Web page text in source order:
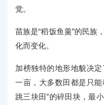
觉。
苗族是“稻饭鱼羹”的民族
化而变化。
加榜独特的地形地貌决
一亩，大多数田都是只能
跳三块田”的碎田块，最